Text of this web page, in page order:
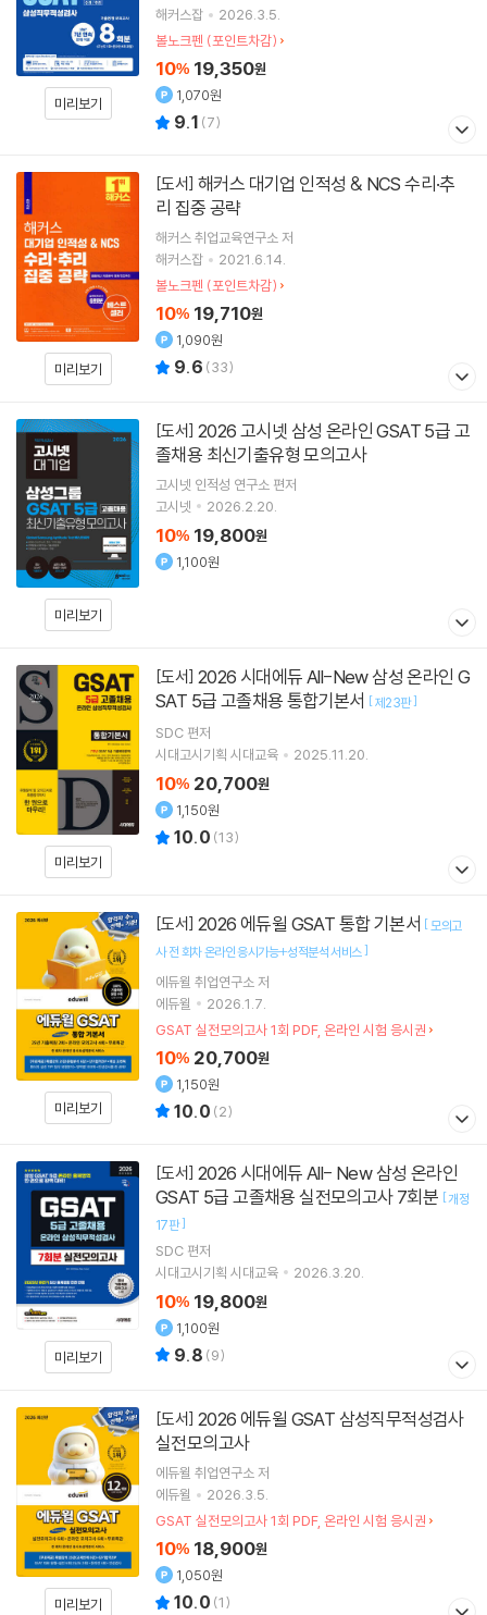
미리보기
해커스잡
2026.3.5.
볼노크펜 (포인트차감)
10% 19,350원
1,070원
9.1 (7)
미리보기
[도서]
리 집중 공략
해커스 취업교육연구소 저
해커스잡
2021.6.14.
볼노크펜 (포인트차감)
10% 19,710원
1,090원
9.6 (33)
미리보기
[도서]
졸채용 최신기출유형 모의고사
고시넷 인적성 연구소 편저
고시넷
2026.2.20.
10% 19,800원
1,100원
미리보기
[도서]
SAT 5급 고졸채용 통합기본서 [제23판]
SDC 편저
시대고시기획 시대교육
2025.11.20.
10% 20,700원
1,150원
10.0 (13)
미리보기
[도서] 2026 에듀윌 GSAT 통합 기본서 [ 모의고
사 전 회차 온라인 응시가능+성적분석 서비스]
에듀윌 취업연구소 저
에듀윌
2026.1.7.
GSAT 실전모의고사 1회 PDF, 온라인 시험 응시권
10% 20,700원
1,150원
10.0 (2)
미리보기
[도서]
GSAT 5급 고졸채용 실전모의고사 7회분 [개정
17판]
SDC 편저
시대고시기획 시대교육
2026.3.20.
10% 19,800원
1,100원
9.8 (9)
미리보기
[도서]
실전모의고사
에듀윌 취업연구소 저
에듀윌
2026.3.5.
GSAT 실전모의고사 1회 PDF, 온라인 시험 응시권
10% 18,900원
1,050원
10.0 (1)